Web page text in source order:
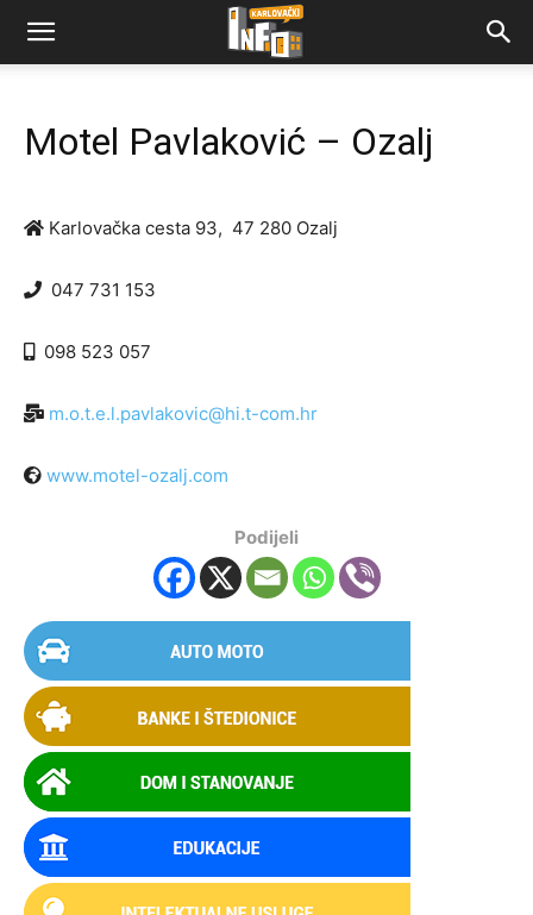
Motel Pavlaković – Ozalj
Karlovačka cesta 93, 47 280 Ozalj
047 731 153
098 523 057
m.o.t.e.l.pavlakovic@hi.t-com.hr
www.motel-ozalj.com
Podijeli